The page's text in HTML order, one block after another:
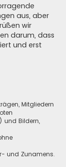
aus, aber
wir
darum, dass
und erst
Mitgliedern
und Bildern,
und Zunamens.